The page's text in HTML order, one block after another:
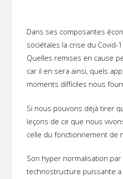
Dans ses composantes
sociétales la crise du Covid-
Quelles remises en cause
car il en sera ainsi, quels
moments difficiles nous
Si nous pouvons déjà tirer
leçons de ce que nous
celle du fonctionnement de
Son hyper normalisation par
technostructure puissante